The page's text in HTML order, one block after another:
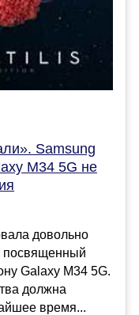
Samsung
M34 5G не
довольно
посвященный
Galaxy M34 5G.
должна
время...